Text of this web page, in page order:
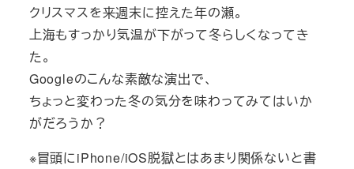
クリスマスを来週末に控えた年の瀬。
上海もすっかり気温が下がって冬らしくなってき
た。
Googleのこんな素敵な演出で、
ちょっと変わった冬の気分を味わってみてはいか
がだろうか？
※冒頭にiPhone/iOS脱獄とはあまり関係ないと書